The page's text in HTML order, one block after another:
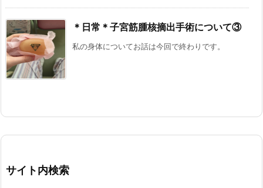
＊日常＊子宮筋腫核摘出手術について③
私の身体についてお話は今回で終わりです。
サイト内検索